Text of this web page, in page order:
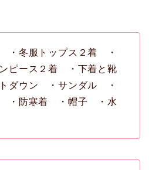
・冬服トップス２着 ・
ピース２着 ・下着と靴
ダウン ・サンダル ・
・防寒着 ・帽子 ・水